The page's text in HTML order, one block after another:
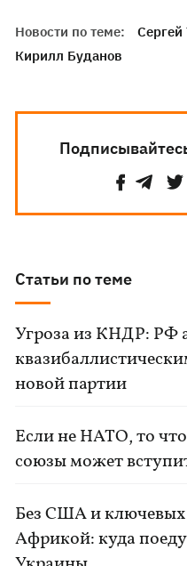
Новости по теме: Сергей
Кирилл Буданов
Статьи по теме
Угроза из КНДР: РФ
новой партии
Если не НАТО, то
союзы может
Без США и ключевых
Африкой: куда